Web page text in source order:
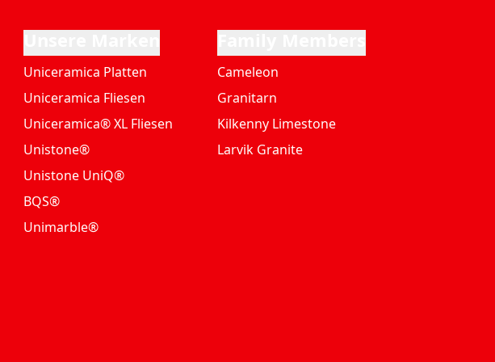
Uniceramica Platten
Uniceramica Fliesen
Uniceramica® XL Fliesen
Unistone®
Unistone UniQ®
BQS®
Unimarble®
Cameleon
Granitarn
Kilkenny Limestone
Larvik Granite